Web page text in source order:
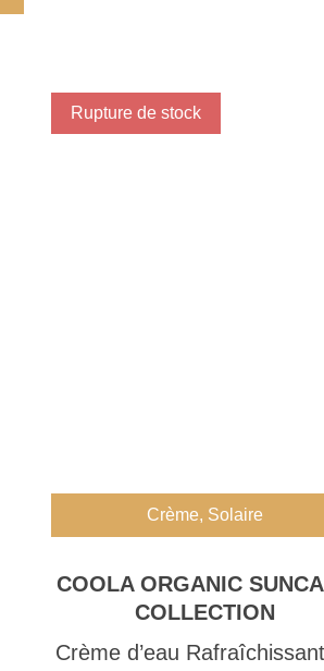
Rupture de stock
Crème, Solaire
COOLA ORGANIC
COLLECTION
Crème d’eau